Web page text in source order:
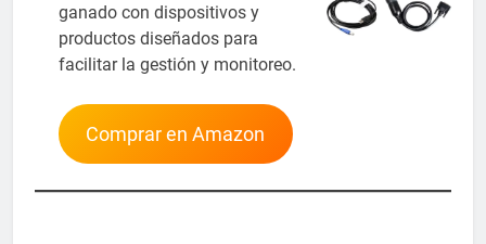
ganado con dispositivos y
productos diseñados para
facilitar la gestión y monitoreo.
Comprar en Amazon